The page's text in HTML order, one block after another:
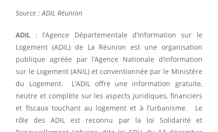
Source : ADIL Réunion
ADIL : l’Agence Départementale d’Information sur le
Logement (ADIL) de La Réunion est une organisation
publique agréée par l’Agence Nationale d’Information
sur le Logement (ANIL) et conventionnée par le Ministère
du Logement. L’ADIL offre une information gratuite,
neutre et complète sur les aspects juridiques, financiers
et fiscaux touchant au logement et à l’urbanisme. Le
rôle des ADIL est reconnu par la loi Solidarité et